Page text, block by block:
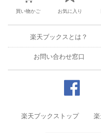
買い物かご お気に入り
楽天ブックスとは？
お問い合わせ窓口
楽天ブックストップ